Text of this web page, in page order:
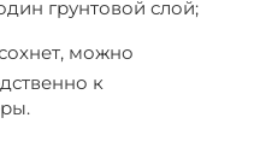
грунтовой слой;
можно
к